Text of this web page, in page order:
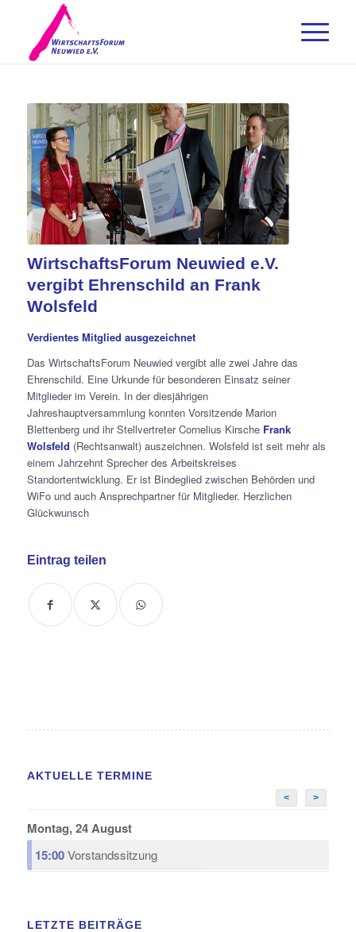
WirtschaftsForum Neuwied e.V.
vergibt Ehrenschild an Frank
Wolsfeld
Verdientes Mitglied ausgezeichnet
Das WirtschaftsForum Neuwied vergibt alle zwei Jahre das
Ehrenschild. Eine Urkunde für besonderen Einsatz seiner
Mitglieder im Verein. In der diesjährigen
Jahreshauptversammlung konnten Vorsitzende Marion
Blettenberg und ihr Stellvertreter Cornelius Kirsche Frank
Wolsfeld (Rechtsanwalt)auszeichnen. Wolsfeld ist seit mehr als
einem Jahrzehnt Sprecher des Arbeitskreises
Standortentwicklung. Er ist Bindeglied zwischen Behörden und
WiFo und auch Ansprechpartner für Mitglieder. Herzlichen
Glückwunsch
Eintrag teilen
AKTUELLE TERMINE
< >
Montag, 24 August
15:00Vorstandssitzung
LETZTE BEITRÄGE